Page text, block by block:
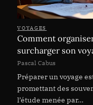
VOYAGES
Comment
surcharger son
Pascal Cabus
Préparer un voyage
promettant des
l’étude menée par…